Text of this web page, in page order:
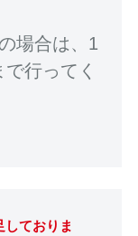
場合は、1
行ってく
しておりま